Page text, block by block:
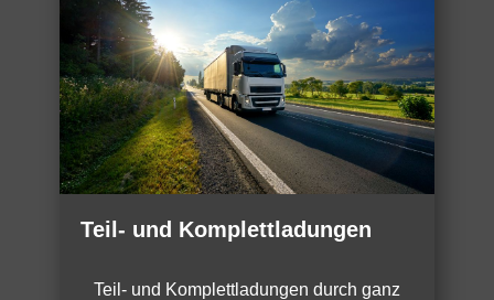
Teil- und Komplettladungen
Teil- und Komplettladungen durch ganz